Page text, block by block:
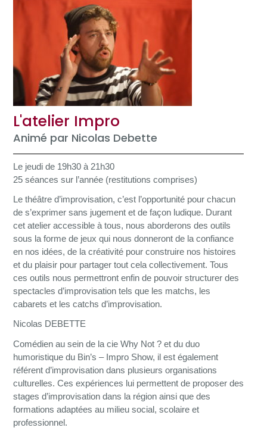
L'atelier Impro
Animé par Nicolas Debette
Le jeudi de 19h30 à 21h30
25 séances sur l’année (restitutions comprises)
Le théâtre d’improvisation, c’est l’opportunité pour chacun
de s’exprimer sans jugement et de façon ludique. Durant
cet atelier accessible à tous, nous aborderons des outils
sous la forme de jeux qui nous donneront de la confiance
en nos idées, de la créativité pour construire nos histoires
et du plaisir pour partager tout cela collectivement. Tous
ces outils nous permettront enfin de pouvoir structurer des
spectacles d’improvisation tels que les matchs, les
cabarets et les catchs d’improvisation.
Nicolas DEBETTE
Comédien au sein de la cie Why Not ? et du duo
humoristique du Bin’s – Impro Show, il est également
référent d’improvisation dans plusieurs organisations
culturelles. Ces expériences lui permettent de proposer des
stages d’improvisation dans la région ainsi que des
formations adaptées au milieu social, scolaire et
professionnel.